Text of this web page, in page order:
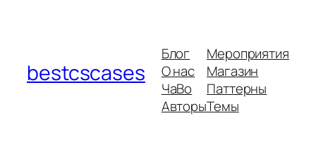
bestcscases
Блог
О нас
ЧаВо
Авторы
Мероприятия
Магазин
Паттерны
Темы